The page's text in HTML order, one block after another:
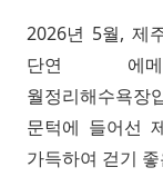
2026년 5월, 제
단연 에메
월정리해수욕
문턱에 들어선
가득하여 걷기